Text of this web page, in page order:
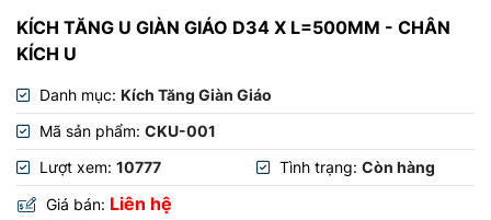
KÍCH TĂNG U GIÀN GIÁO D34 X L=500MM - CHÂN
KÍCH U
Danh mục: Kích Tăng Giàn Giáo
Mã sản phẩm: CKU-001
Lượt xem: 10777 Tình trạng: Còn hàng
Giá bán: Liên hệ